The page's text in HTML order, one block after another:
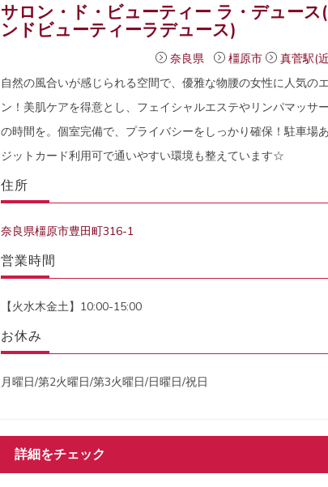
サロン・ド・ビューティー ラ・デュース
ンドビューティーラデュース)
奈良県 橿原市
真菅駅(
自然の風合いが感じられる空間で、優雅な物腰の女性に人気の
ン！美肌ケアを得意とし、フェイシャルエステやリンパマッサ
の時間を。個室完備で、プライバシーをしっかり確保！駐車場
ジットカード利用可で通いやすい環境も整えています☆
住所
奈良県橿原市豊田町316-1
営業時間
【火水木金土】10:00-15:00
お休み
月曜日/第2火曜日/第3火曜日/日曜日/祝日
詳細をチェック